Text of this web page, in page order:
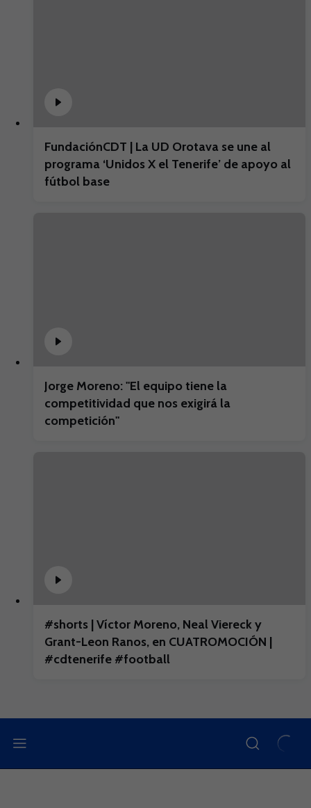
FundaciónCDT | La UD Orotava se une al
programa ‘Unidos X el Tenerife’ de apoyo al
fútbol base
Jorge Moreno: "El equipo tiene la
competitividad que nos exigirá la
competición"
#shorts | Víctor Moreno, Neal Viereck y
Grant-Leon Ranos, en CUATROMOCIÓN |
#cdtenerife #football